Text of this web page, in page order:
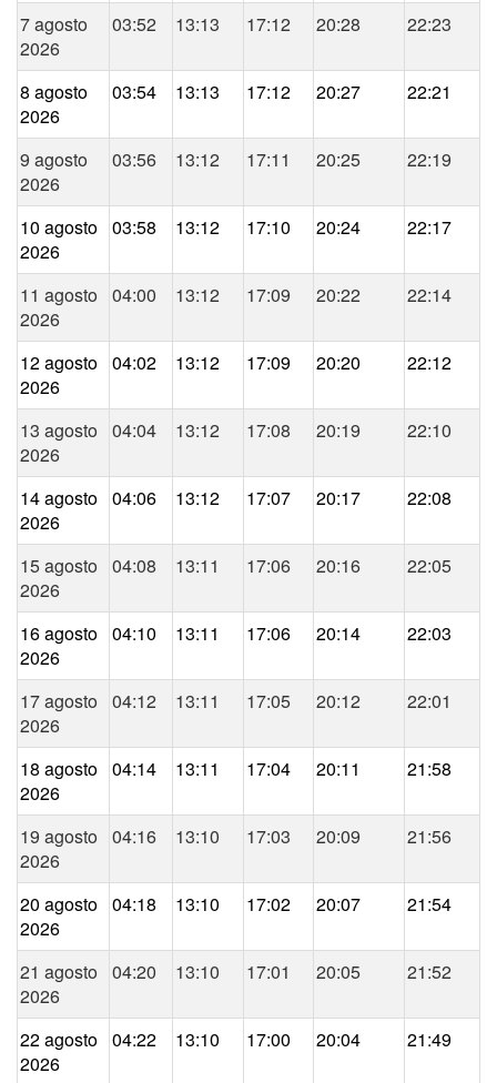
7 agosto
2026
03:52 13:13 17:12 20:28 22:23
8 agosto
2026
03:54 13:13 17:12 20:27 22:21
9 agosto
2026
03:56 13:12 17:11 20:25 22:19
10 agosto
2026
03:58 13:12 17:10 20:24 22:17
11 agosto
2026
04:00 13:12 17:09 20:22 22:14
12 agosto
2026
04:02 13:12 17:09 20:20 22:12
13 agosto
2026
04:04 13:12 17:08 20:19 22:10
14 agosto
2026
04:06 13:12 17:07 20:17 22:08
15 agosto
2026
04:08 13:11 17:06 20:16 22:05
16 agosto
2026
04:10 13:11 17:06 20:14 22:03
17 agosto
2026
04:12 13:11 17:05 20:12 22:01
18 agosto
2026
04:14 13:11 17:04 20:11 21:58
19 agosto
2026
04:16 13:10 17:03 20:09 21:56
20 agosto
2026
04:18 13:10 17:02 20:07 21:54
21 agosto
2026
04:20 13:10 17:01 20:05 21:52
22 agosto
2026
04:22 13:10 17:00 20:04 21:49